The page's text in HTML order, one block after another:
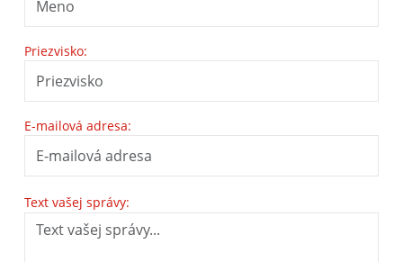
Priezvisko:
E-mailová adresa:
Text vašej správy: